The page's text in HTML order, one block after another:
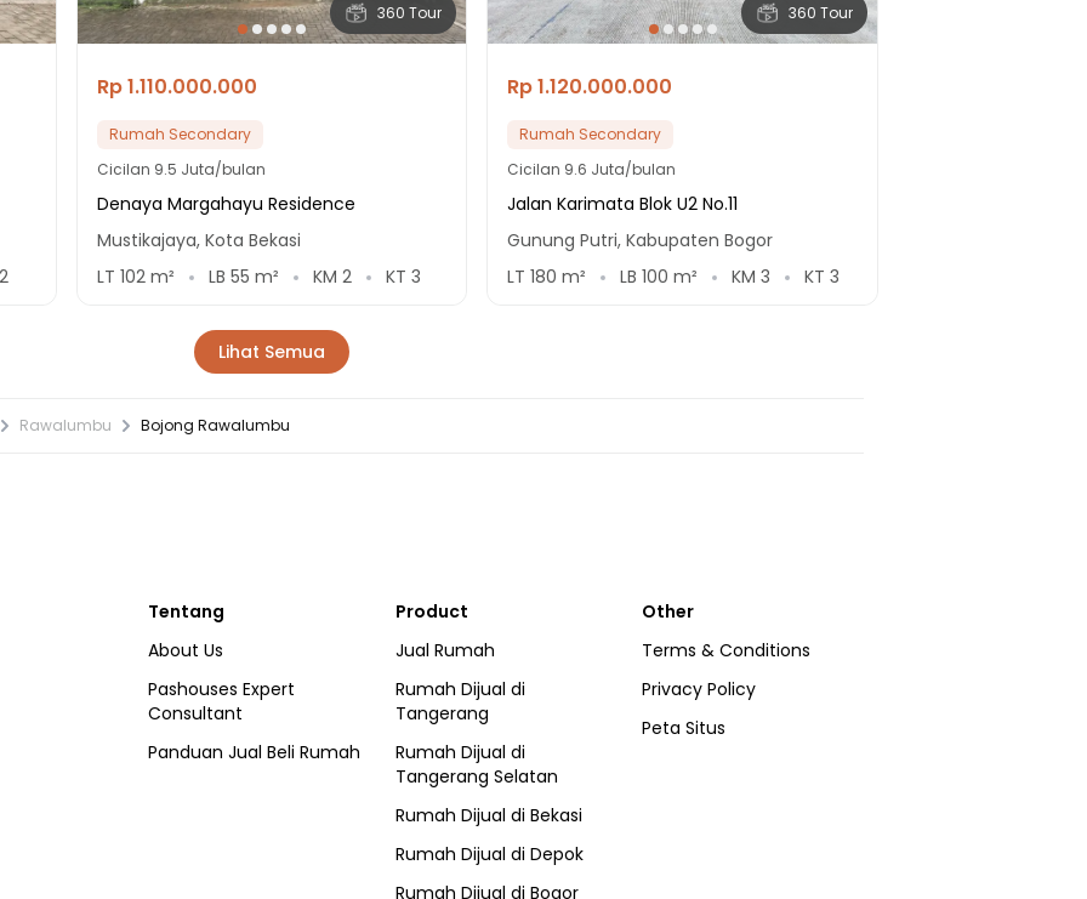
2
360 Tour
Rp 1.110.000.000
Rumah Secondary
Cicilan 9.5 Juta/bulan
Denaya Margahayu Residence
Mustikajaya, Kota Bekasi
LT 102m² LB 55 m² KM 2 KT 3
360 Tour
Rp 1.120.000.000
Rumah Secondary
Cicilan 9.6 Juta/bulan
Jalan Karimata Blok U2 No.11
Gunung Putri, Kabupaten Bogor
LT180 m² LB100 m² KM3 KT3
Lihat Semua
Rawalumbu Bojong Rawalumbu
Tentang
About Us
Pashouses Expert
Consultant
Panduan Jual Beli Rumah
Product
Jual Rumah
Rumah Dijual di
Tangerang
Rumah Dijual di
Tangerang Selatan
Rumah Dijual di Bekasi
Rumah Dijual di Depok
Rumah Dijual di Bogor
Other
Terms & Conditions
Privacy Policy
Peta Situs